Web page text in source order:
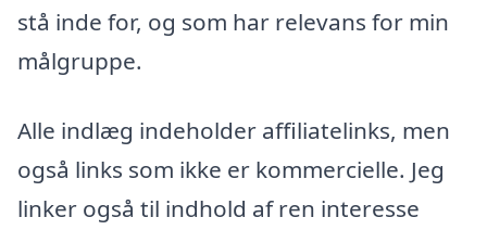
stå inde for, og som har relevans for min
målgruppe.
Alle indlæg indeholder affiliatelinks, men
også links som ikke er kommercielle. Jeg
linker også til indhold af ren interesse